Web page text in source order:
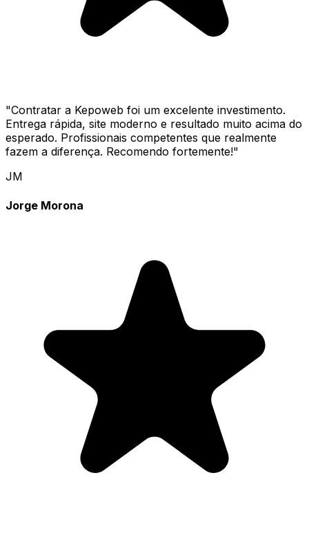
"Contratar a Kepoweb foi um excelente investimento.
Entrega rápida, site moderno e resultado muito acima do
esperado. Profissionais competentes que realmente
fazem a diferença. Recomendo fortemente!"
JM
Jorge Morona